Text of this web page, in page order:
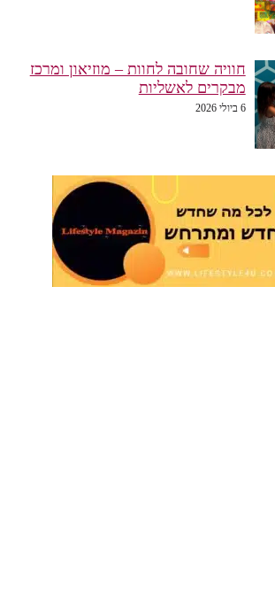
חוויה שחובה לחוות – מוזיאון ומרכז
מבקרים לאשליות
6 ביולי 2026